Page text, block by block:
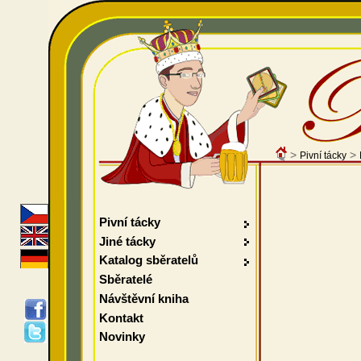
> Pivní tácky>
Pivní tácky
Jiné tácky
Katalog sběratelů
Sběratelé
Návštěvní kniha
Kontakt
Novinky